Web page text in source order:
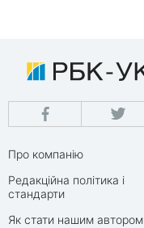
Про компанію
Редакційна політика і
стандарти
Як стати нашим автором